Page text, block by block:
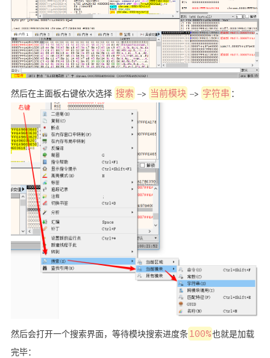
然后在主面板右键依次选择 搜索 –> 当前模块 –> 字符串 ：
然后会打开一个搜索界面，等待模块搜索进度条100%也就是加载
完毕：